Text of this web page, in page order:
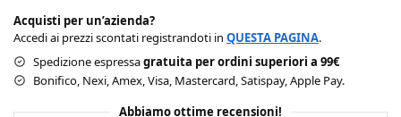
Acquisti per un’azienda?
Accedi ai prezzi scontati registrandoti in QUESTA PAGINA.
Spedizione espressagratuita per ordini superiori a 99€
Bonifico, Nexi, Amex, Visa, Mastercard, Satispay, Apple Pay.
Abbiamo ottime recensioni!